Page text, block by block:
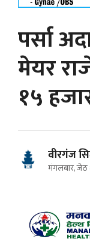
पर्सा
मेयर
१५
वीरगंज
मंगलबार, जेठ